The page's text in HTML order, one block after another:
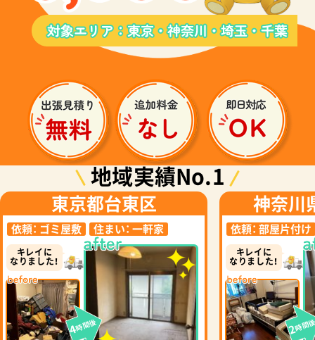
地域実績No.1
東京都台東区
依頼： ゴミ屋敷 住まい： 一軒家
キレイに
なりました！
4時間後
神奈川
依頼： 部屋片付け
キレイに
なりました！
2時間